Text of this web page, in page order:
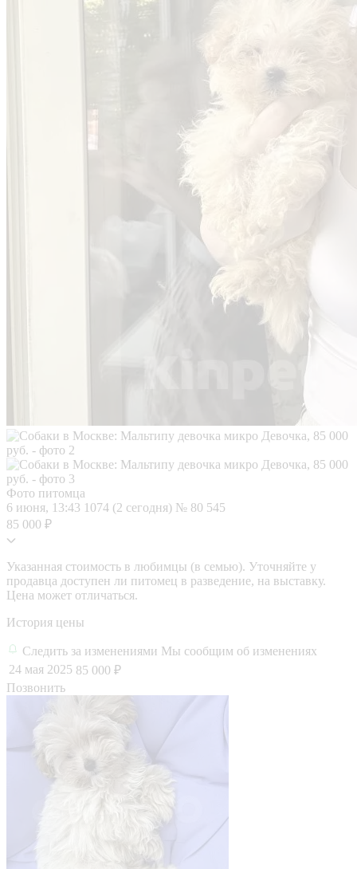
Фото питомца
6 июня, 13:43 1074 (2 сегодня) № 80 545
85 000 ₽
Указанная стоимость в любимцы (в семью). Уточняйте у
продавца доступен ли питомец в разведение, на выставку.
Цена может отличаться.
История цены
Следить за изменениями Мы сообщим об изменениях
24 мая 2025 85 000 ₽
Позвонить